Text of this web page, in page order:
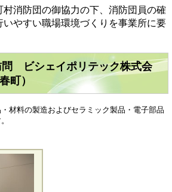
消防団の御協力の下、消防団員の確
やすい職場環境づくりを事業所に要
問 ビシェイポリテック株式会
町）
材料の製造およびセラミック製品・電子部品